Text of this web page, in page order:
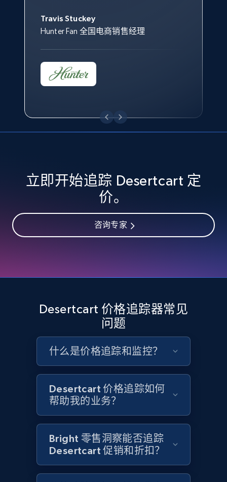
359+
eBay - Collect records by category
more.
Google Shopping
URL, Product id, Title, Product description,
Rating, Reviews count, Images, Variations, and
Google Shopping - collects products from
web using keywords
Rating, Reviews count, Images, Variations, and
立即开始
Home Depot US
URL, Domain, Country code, Model number,
Travis Stuckey
Hunter Fan 全国电商销售经理
Overstock 的客户战略与洞察总监
立即开始追踪 Desertcart 定
价。
咨询专家
Desertcart 价格追踪器常见
问题
什么是价格追踪和监控？
Desertcart 价格追踪如何
帮助我的业务？
Bright 零售洞察能否追踪
Desertcart 促销和折扣？